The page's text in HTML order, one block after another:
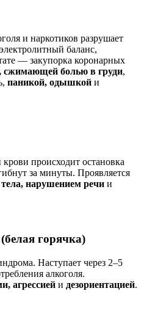
и наркотиков разрушает
баланс,
— закупорка коронарных
сжимающей болью в груди,
паникой, одышкой и
крови происходит остановка
за минуты. Проявляется
нарушением речи и
горячка)
Наступает через 2–5
алкоголя.
агрессией и дезориентацией.